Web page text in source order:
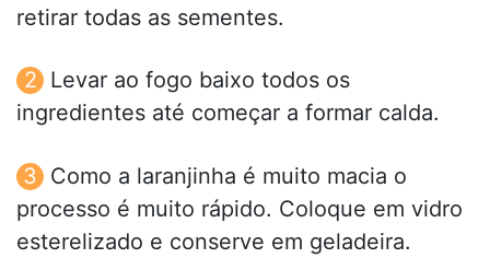
retirar todas as sementes.
Levar ao fogo baixo todos os
ingredientes até começar a formar calda.
Como a laranjinha é muito macia o
processo é muito rápido. Coloque em vidro
esterelizado e conserve em geladeira.